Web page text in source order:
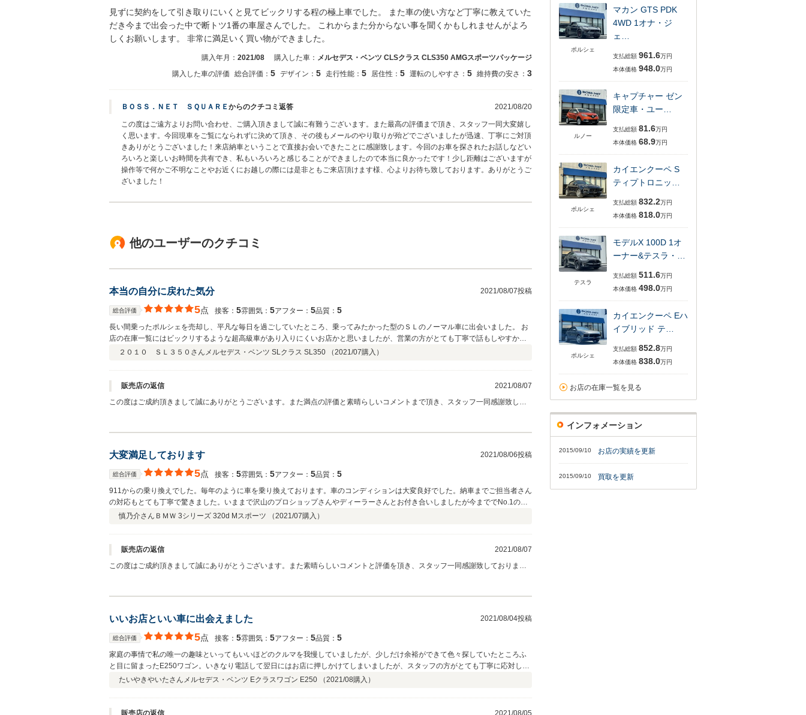
見ずに契約をして引き取りにいくと見てビックリする程の極上車でした。 また車の使い方など丁寧に教えていた
だき今まで出会った中で断トツ1番の車屋さんでした。 これからまた分からない事を聞くかもしれませんがよろ
しくお願いします。 非常に満足いく買い物ができました。
購入年月： 2021/08 購入した車： メルセデス・ベンツ CLSクラス CLS350 AMGスポーツパッケージ
購入した車の評価
総合評価： 5 デザイン： 5 走行性能： 5 居住性： 5 運転のしやすさ： 5 維持費の安さ： 3
ＢＯＳＳ．ＮＥＴ ＳＱＵＡＲＥ からのクチコミ返答 2021/08/20
この度はご遠方よりお問い合わせ、ご購入頂きまして誠に有難うございます。また最高の評価まで頂き、スタッフ一同大変嬉し
く思います。今回現車をご覧になられずに決めて頂き、その後もメールのやり取りが殆どでございましたが迅速、丁寧にご対頂
きありがとうございました！来店納車ということで直接お会いできたことに感謝致します。今回のお車を探されたお話しなどい
ろいろと楽しいお時間を共有でき、私もいろいろと感じることができましたので本当に良かったです！少し距離はございますが
操作等で何かご不明なことやお近くにお越しの際には是非ともご来店頂けます様、心よりお待ち致しております。ありがとうご
ざいました！
他のユーザーのクチコミ
本当の自分に戻れた気分 2021/08/07投稿
総合評価 5点 接客： 5雰囲気： 5アフター： 5品質： 5
長い間乗ったポルシェを売却し、平凡な毎日を過ごしていたところ、乗ってみたかった型のＳＬのノーマル車に出会いました。 お
店の在庫一覧にはビックリするような超高級車があり入りにくいお店かと思いましたが、営業の方がとても丁寧で話もしやすかっ
たです。 ヤナセの協力店ということもあり車の状態も完璧でした。 乗りたい車に乗れて車好きの自分に戻れた気分です。 憧れの車
２０１０ ＳＬ３５０さん メルセデス・ベンツ SLクラス SL350 （2021/07購入）
販売店の返信
2021/08/07
この度はご成約頂きまして誠にありがとうございます。また満点の評価と素晴らしいコメントまで頂き、スタッフ一同感謝致して
がりました！今後ともまたお買い替え等の際には一番にご相談頂けるよう精進して参りますので是非とも宜しくお願い致します！
ありがとうございました。
大変満足しております 2021/08/06投稿
総合評価 5点 接客： 5雰囲気： 5アフター： 5品質： 5
911からの乗り換えでした。毎年のように車を乗り換えております。車のコンディションは大変良好でした。納車までご担当者さん
の対応もとても丁寧で驚きました。いままで沢山のプロショップさんやディーラーさんとお付き合いしましたが今まででNo.1の接
客品質です。下取りも満足のいくプライスをつけていただきました 。納車後になった希望ナンバー付け替えも自宅まで来てくださ
慎乃介さん ＢＭＷ 3シリーズ 320d Mスポーツ （2021/07購入）
販売店の返信
2021/08/07
この度はご成約頂きまして誠にありがとうございます。また素晴らしいコメントと評価を頂き、スタッフ一同感謝致しておりま
まうような商談展開でした！これをきっかけとしていただけるように精進してまいりますので、どうぞ宜しくお願い致します。
いいお店といい車に出会えました 2021/08/04投稿
総合評価 5点 接客： 5雰囲気： 5アフター： 5品質： 5
家庭の事情で私の唯一の趣味といってもいいほどのクルマを我慢していましたが、少しだけ余裕ができて色々探していたところふ
と目に留まったE250ワゴン。いきなり電話して翌日にはお店に押しかけてしまいましたが、スタッフの方がとても丁寧に応対して
くださいました。ちょっと無理にお願いもしてしまいましてお店の利益にはなってないとおもいますが・・・（苦笑）自宅からそ
そこのアナタ、是非お店に行ってみてください！
たいやきやいたさん メルセデス・ベンツ Eクラスワゴン E250 （2021/08購入）
販売店の返信
2021/08/05
ポルシェ
マカン GTS PDK
4WD 1オナ・ジ
ェ…
支払総額 961.6万円
本体価格 948.0万円
ルノー
キャプチャー ゼン
限定車・ユー…
支払総額 81.6万円
本体価格 68.9万円
ポルシェ
カイエンクーペ S
ティプトロニッ…
支払総額 832.2万円
本体価格 818.0万円
テスラ
モデルX 100D 1オ
ーナー&テスラ・…
支払総額 511.6万円
本体価格 498.0万円
ポルシェ
カイエンクーペ Eハ
イブリッド テ…
支払総額 852.8万円
本体価格 838.0万円
お店の在庫一覧を見る
インフォメーション
2015/09/10 お店の実績を更新
2015/09/10 買取を更新